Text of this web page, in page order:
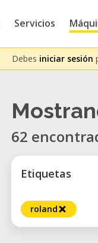
Servicios
Debes iniciar sesión
62
Etiquetas
roland